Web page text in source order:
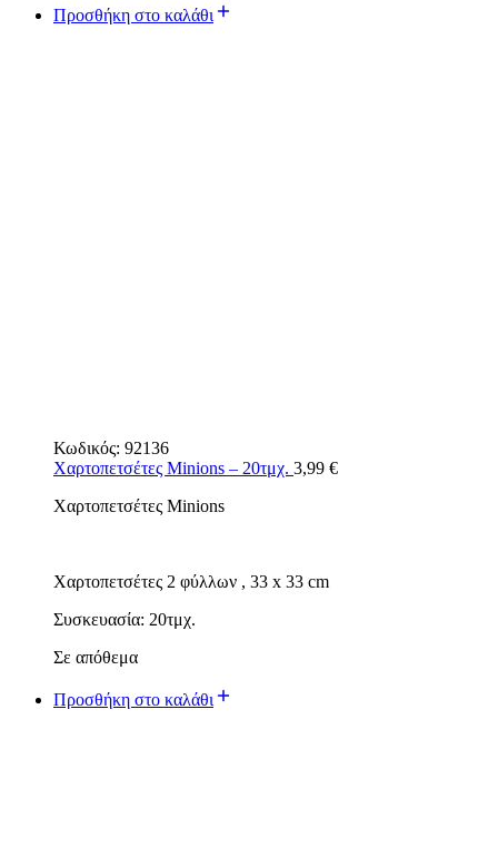
Προσθήκη στο καλάθι
Κωδικός: 92136
Χαρτοπετσέτες Minions – 20τμχ. 3,99 €
Χαρτοπετσέτες Minions
Χαρτοπετσέτες 2 φύλλων , 33 x 33 cm
Συσκευασία: 20τμχ.
Σε απόθεμα
Προσθήκη στο καλάθι